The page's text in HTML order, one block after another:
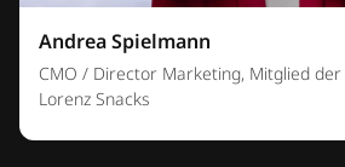
Andrea Spielmann
CMO / Director Marketing, Mitglied
Lorenz Snacks